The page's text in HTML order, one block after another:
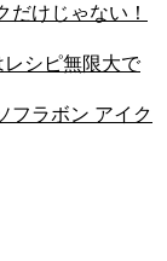
だけじゃない！
レシピ無限大で
フラボン アイク